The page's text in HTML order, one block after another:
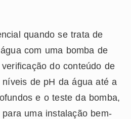
quando se trata de
com uma bomba de
do conteúdo de
de pH da água até a
e o teste da bomba,
uma instalação bem-